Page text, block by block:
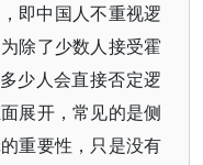
即中国人不重视逻
除了少数人接受霍
少人会直接否定逻
展开，常见的是侧
重要性，只是没有